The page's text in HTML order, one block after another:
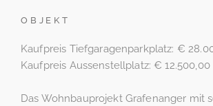
OBJEKT
Kaufpreis Tiefgaragenparkplatz: €
Kaufpreis Aussenstellplatz: € 12.500,00
Das Wohnbauprojekt Grafenanger mit